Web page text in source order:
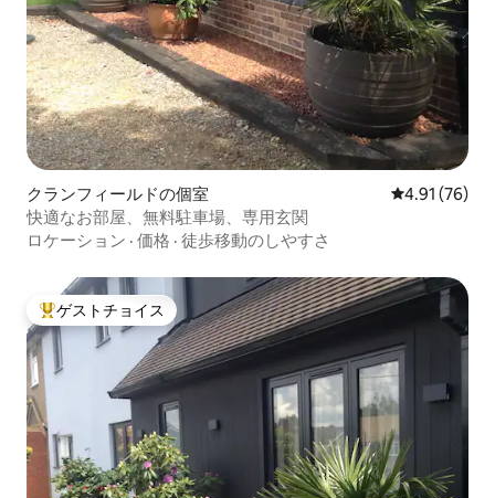
クランフィールドの個室 レビュー76
4.91 (76)
快適なお部屋、無料駐車場、専用玄関
ロケーション · 価格 · 徒歩移動のしやすさ
大好評のゲストチョイスです。
ゲストチョイス